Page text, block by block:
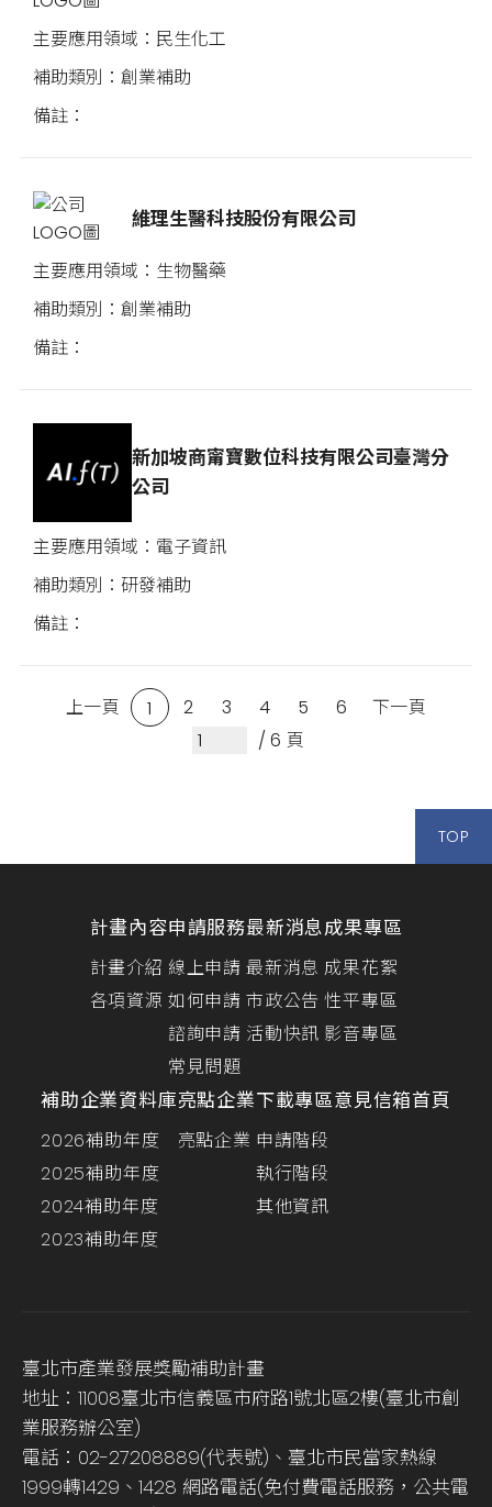
民生化工
創業補助
維理生醫科技股份有限公司
生物醫藥
創業補助
新加坡商甯寶數位科技有限公司臺灣分
公司
電子資訊
研發補助
上一頁 1 2 3 4 5 6
下一頁
/ 6 頁
TOP
計畫內容
計畫介紹
各項資源
申請服務
線上申請
如何申請
諮詢申請
常見問題
最新消息
最新消息
市政公告
活動快訊
成果專區
成果花絮
性平專區
影音專區
補助企業資料庫
2026補助年度
2025補助年度
2024補助年度
2023補助年度
亮點企業
亮點企業
下載專區
申請階段
執行階段
其他資訊
意見信箱首頁
臺北市產業發展獎勵補助計畫
地址：11008臺北市信義區市府路1號北區2樓(臺北市創
業服務辦公室)
電話：02-27208889(代表號)、臺北市民當家熱線
1999轉1429、1428 網路電話(免付費電話服務，公共電